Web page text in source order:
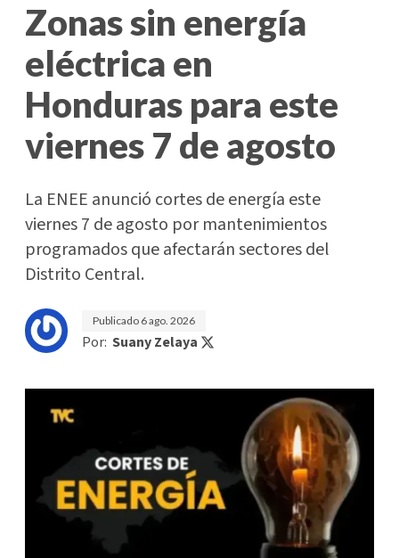
Zonas sin energía
eléctrica en
Honduras para este
viernes 7 de agosto
La ENEE anunció cortes de energía este
viernes 7 de agosto por mantenimientos
programados que afectarán sectores del
Distrito Central.
Publicado 6 ago. 2026
Por: Suany Zelaya